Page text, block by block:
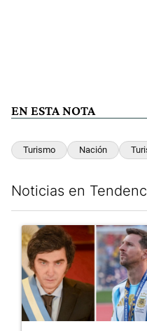
EN ESTA NOTA
Turismo Nación
Noticias en
Un artículo de tendencia